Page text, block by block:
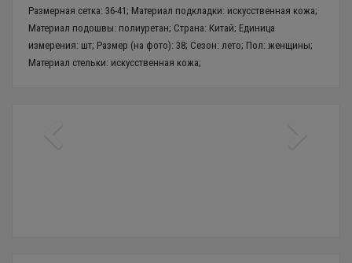
Размерная сетка: 36-41; Материал подкладки: искусственная кожа;
Материал подошвы: полиуретан; Страна: Китай; Единица
измерения: шт; Размер (на фото): 38; Сезон: лето; Пол: женщины;
Материал стельки: искусственная кожа;